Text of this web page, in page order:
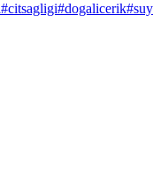
#citsagligi#dogalicerik#